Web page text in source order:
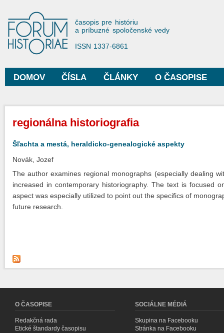
Forum Historiae
časopis pre históriu
a príbuzné spoločenské vedy
ISSN 1337-6861
Hlavné menu
DOMOV ČÍSLA ČLÁNKY O ČASOPISE
Nachádzate sa tu
regionálna historiografia
Šľachta a mestá, heraldicko-genealogické aspekty
Novák, Jozef
The author examines regional monographs (especially dealing
increased in contemporary historiography. The text is focused
aspect was especially utilized to point out the specifics of
future research.
O ČASOPISE
Redakčná rada
Etické štandardy časopisu
SOCIÁLNE MÉDIÁ
Skupina na Facebooku
Stránka na Facebooku